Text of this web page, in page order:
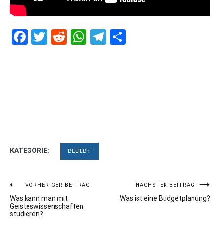
Facebook
Twitter
RedditWhatsApp
Telegram
KATEGORIE: BELIEBT
Beitragsnavigation
VORHERIGER BEITRAG
Was kann man mit
Geisteswissenschaften
studieren?
NÄCHSTER BEITRAG
Was ist eine Budgetplanung?